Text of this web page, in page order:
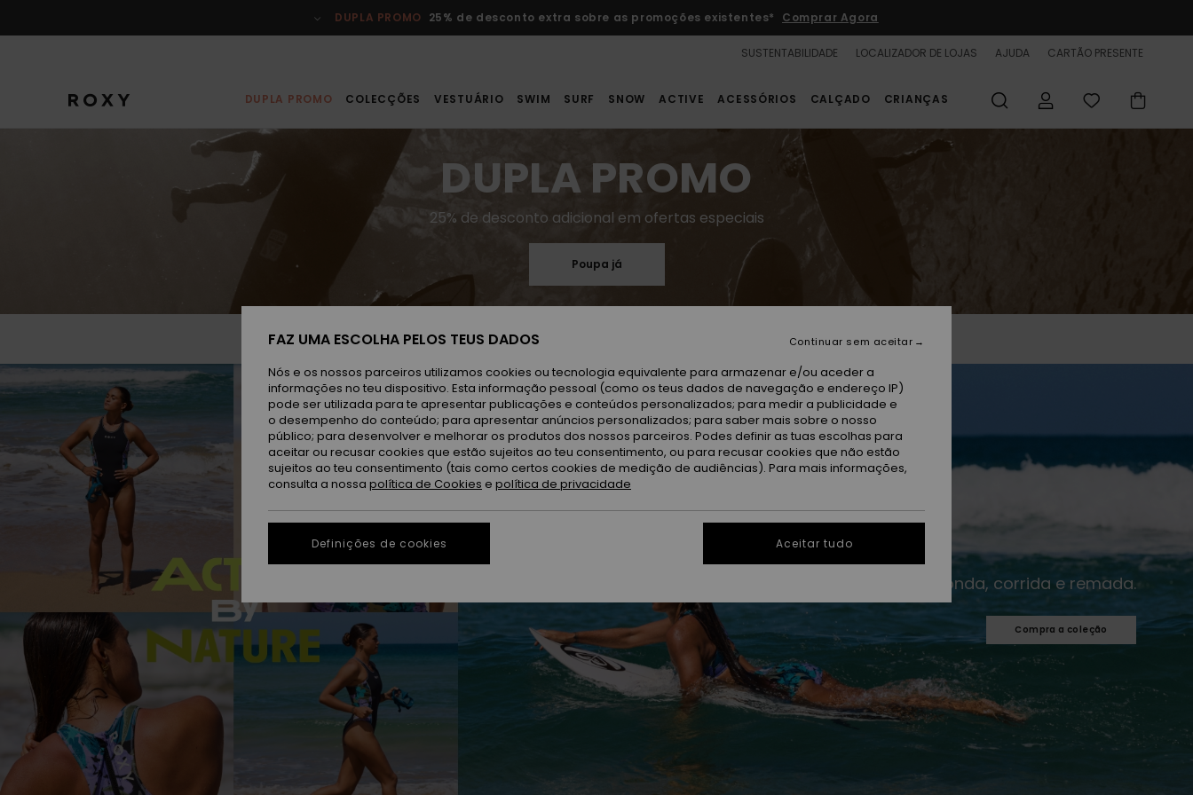
DUPLA PROMO 25% de desconto extra sobre as promoções existentes* Comprar Agora
SUSTENTABILIDADE LOCALIZADOR DE LOJAS AJUDA CARTÃO PRESENTE
DUPLA PROMO COLECÇÕES VESTUÁRIO SWIM SURF SNOW ACTIVE ACESSÓRIOS CALÇADO CRIANÇAS
DUPLA PROMO
25% de desconto adicional em ofertas especiais
Poupa já
Para cada onda, corrida e remada.​
Compra a coleção
FAZ UMA ESCOLHA PELOS TEUS DADOS
Nós e os nossos parceiros utilizamos cookies ou tecnologia equivalente para armazenar e/ou aceder a
informações no teu dispositivo. Esta informação pessoal (como os teus dados de navegação e endereço IP)
pode ser utilizada para te apresentar publicações e conteúdos personalizados; para medir a publicidade e
o desempenho do conteúdo; para apresentar anúncios personalizados; para saber mais sobre o nosso
público; para desenvolver e melhorar os produtos dos nossos parceiros. Podes definir as tuas escolhas para
aceitar ou recusar cookies que estão sujeitos ao teu consentimento, ou para recusar cookies que não estão
sujeitos ao teu consentimento (tais como certos cookies de medição de audiências). Para mais informações,
consulta a nossa política de Cookies e política de privacidade
Definições de cookies
Continuar sem aceitar
Aceitar tudo